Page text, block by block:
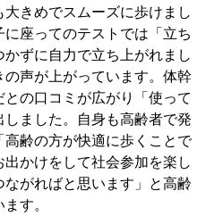
きめでスムーズに歩けまし
座ってのテストでは「立ち
かずに自力で立ち上がれまし
声が上がっています。体幹
の口コミが広がり「使って
ました。自身も高齢者で発
齢の方が快適に歩くことで
かけをして社会参加を楽し
がればと思います」と高齢
す。